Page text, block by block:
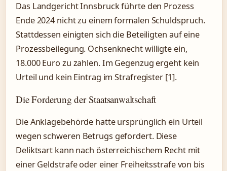
Das Landgericht Innsbruck führte den Prozess
Ende 2024 nicht zu einem formalen Schuldspruch.
Stattdessen einigten sich die Beteiligten auf eine
Prozessbeilegung. Ochsenknecht willigte ein,
18.000 Euro zu zahlen. Im Gegenzug ergeht kein
Urteil und kein Eintrag im Strafregister [1].
Die Forderung der Staatsanwaltschaft
Die Anklagebehörde hatte ursprünglich ein Urteil
wegen schweren Betrugs gefordert. Diese
Deliktsart kann nach österreichischem Recht mit
einer Geldstrafe oder einer Freiheitsstrafe von bis